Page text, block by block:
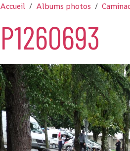
Accueil Albums photos
P1260693